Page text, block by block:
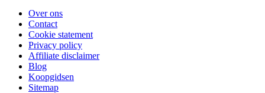
Over ons
Contact
Cookie statement
Privacy policy
Affiliate disclaimer
Blog
Koopgidsen
Sitemap